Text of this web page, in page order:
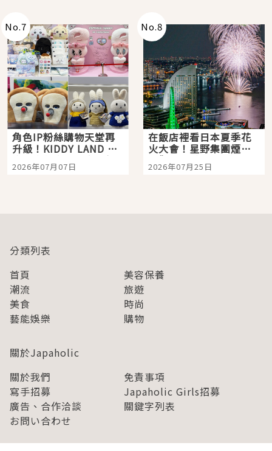
No.7
角色IP粉絲購物天堂再
升級！KIDDY LAND 原
宿店吉伊卡哇迎客，新
開幕 OMOKADO 店3分
2026年07月07日
No.8
在飯店裡看日本夏季花
火大會！星野集團煙火
景觀飯店6選，讓你不用
人擠人悠閒欣賞
2026年07月25日
分類列表
首頁
美容保養
潮流
旅遊
美食
時尚
藝能娛樂
購物
關於Japaholic
關於我們
免責事項
寫手招募
Japaholic Girls招募
廣告、合作洽談
關鍵字列表
お問い合わせ